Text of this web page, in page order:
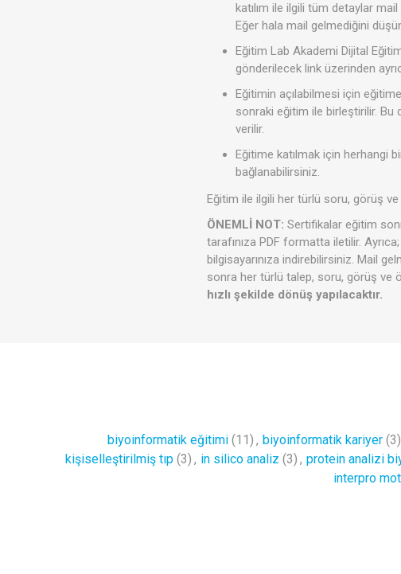
katılım ile ilgili tüm detaylar
Eğer hala mail gelmediğini
Eğitim Lab Akademi Dijital
gönderilecek link üzerinden
Eğitimin açılabilmesi için
sonraki eğitim ile birleştirilir. Bu
verilir.
Eğitime katılmak için herhangi
bağlanabilirsiniz.
Eğitim ile ilgili her türlü soru, görüş
ÖNEMLİ NOT: Sertifikalar eğitim
tarafınıza PDF formatta iletilir.
bilgisayarınıza indirebilirsiniz. Mail
sonra her türlü talep, soru, görüş ve
hızlı şekilde dönüş yapılacaktır.
biyoinformatik eğitimi (11) , biyoinformatik kariyer (3)
kişiselleştirilmiş tıp (3) , in silico analiz (3) , protein analizi
interpro